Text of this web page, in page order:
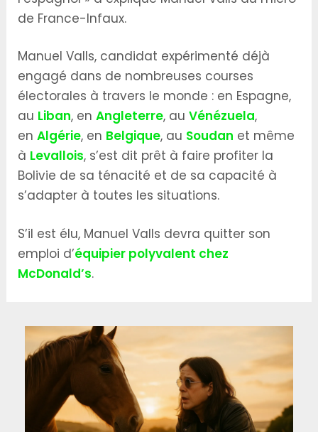
de France-Infaux.
Manuel Valls, candidat expérimenté déjà
engagé dans de nombreuses courses
électorales à travers le monde : en Espagne,
au Liban, enAngleterre, auVénézuela,
enAlgérie, en Belgique, au Soudan et même
à Levallois, s’est dit prêt à faire profiter la
Bolivie de sa ténacité et de sa capacité à
s’adapter à toutes les situations.
S’il est élu, Manuel Valls devra quitter son
emploi d’équipier polyvalent chez
McDonald’s.